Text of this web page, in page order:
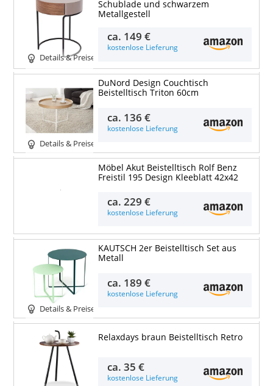
Details & Preise
Schublade und schwarzem
Metallgestell
ca. 149 €
kostenlose Lieferung
Details & Preise
DuNord Design Couchtisch
Beistelltisch Triton 60cm
ca. 136 €
kostenlose Lieferung
Möbel Akut Beistelltisch Rolf Benz
Freistil 195 Design Kleeblatt 42x42
ca.229 €
kostenlose Lieferung
Details & Preise
KAUTSCH 2er Beistelltisch Set aus
Metall
ca. 189 €
kostenlose Lieferung
Relaxdays braun Beistelltisch Retro
ca.35 €
kostenlose Lieferung